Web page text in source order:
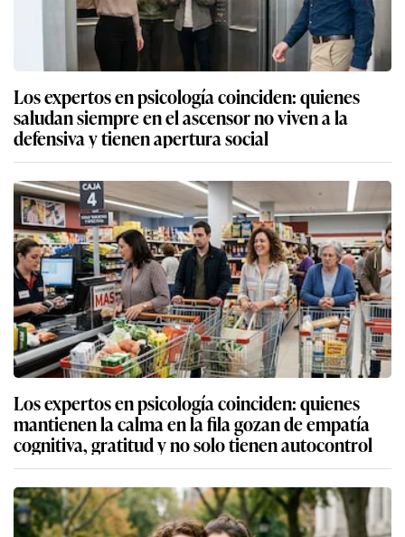
Los expertos en psicología coinciden: quienes
saludan siempre en el ascensor no viven a la
defensiva y tienen apertura social
Los expertos en psicología coinciden: quienes
mantienen la calma en la fila gozan de empatía
cognitiva, gratitud y no solo tienen autocontrol